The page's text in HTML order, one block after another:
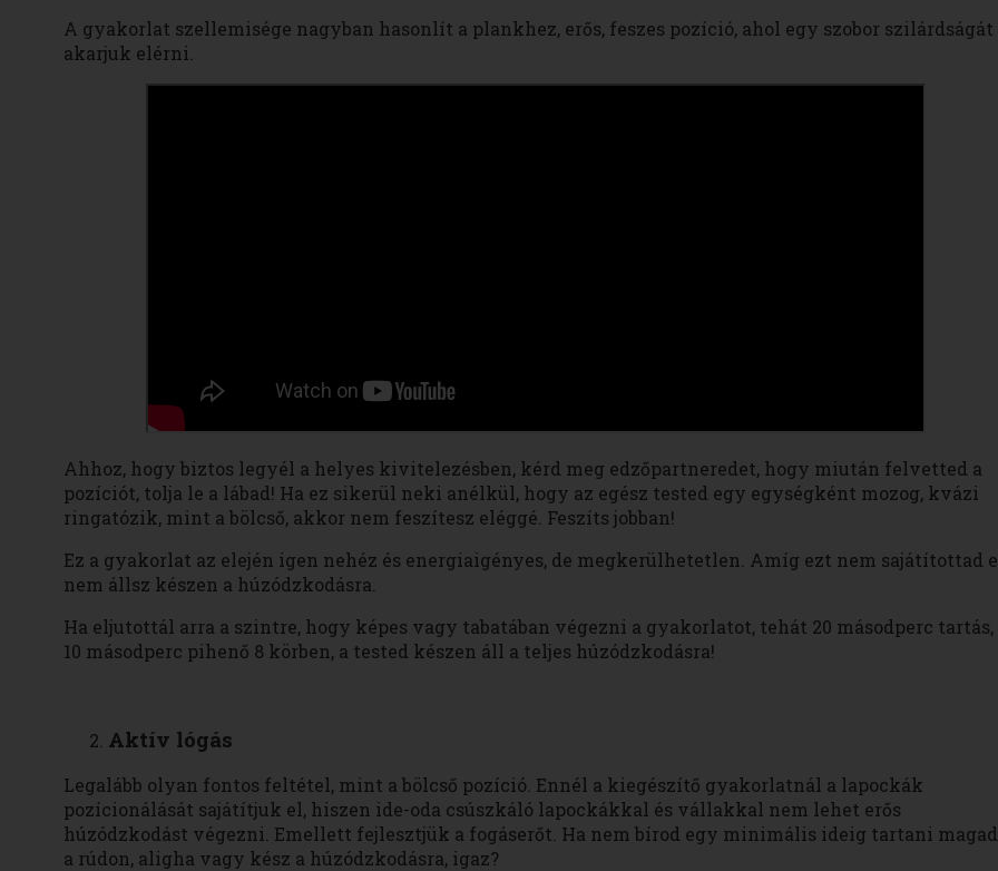
A gyakorlat szellemisége nagyban hasonlít a plankhez, erős, feszes pozíció, ahol egy szobor szilárdságát
akarjuk elérni.
Ahhoz, hogy biztos legyél a helyes kivitelezésben, kérd meg edzőpartneredet, hogy miután felvetted a
pozíciót, tolja le a lábad! Ha ez sikerül neki anélkül, hogy az egész tested egy egységként mozog, kvázi
ringatózik, mint a bölcső, akkor nem feszítesz eléggé. Feszíts jobban!
Ez a gyakorlat az elején igen nehéz és energiaigényes, de megkerülhetetlen. Amíg ezt nem sajátítottad
nem állsz készen a húzódzkodásra.
Ha eljutottál arra a szintre, hogy képes vagy tabatában végezni a gyakorlatot, tehát 20 másodperc tartás,
10 másodperc pihenő 8 körben, a tested készen áll a teljes húzódzkodásra!
Aktív lógás
Legalább olyan fontos feltétel, mint a bölcső pozíció. Ennél a kiegészítő gyakorlatnál a lapockák
pozícionálását sajátítjuk el, hiszen ide-oda csúszkáló lapockákkal és vállakkal nem lehet erős
húzódzkodást végezni. Emellett fejlesztjük a fogáserőt. Ha nem bírod egy minimális ideig tartani magad
a rúdon, aligha vagy kész a húzódzkodásra, igaz?